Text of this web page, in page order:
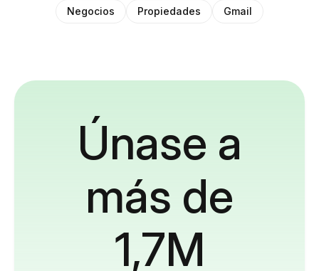
Negocios
Propiedades Gmail
Únase a
más de
1,7M